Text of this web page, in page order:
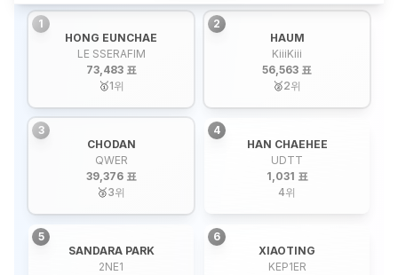
1
HONG EUNCHAE
LE SSERAFIM
73,483 표
🥇1위
2
HAUM
KiiiKiii
56,563 표
🥈2위
3
CHODAN
QWER
39,376 표
🥉3위
4
HAN CHAEHEE
UDTT
1,031 표
4위
5
SANDARA PARK
2NE1
6
XIAOTING
KEP1ER